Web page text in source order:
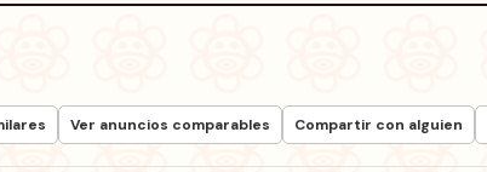
Ver anuncios comparables Compartir con alguien